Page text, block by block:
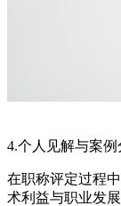
4.个人见解与案例
在职称评定过程
术利益与职业发